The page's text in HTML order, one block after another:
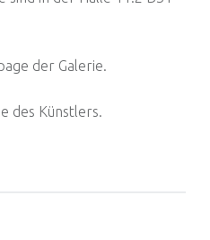
der Galerie.
des Künstlers.